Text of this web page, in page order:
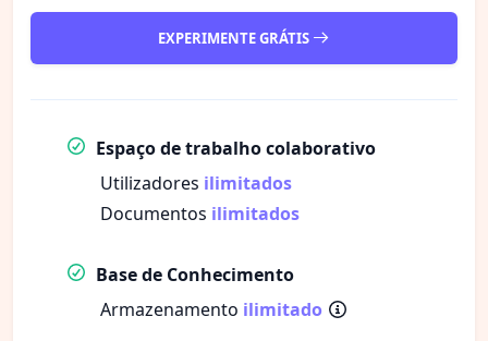
EXPERIMENTE GRÁTIS
Espaço de trabalho colaborativo
Utilizadores ilimitados
Documentos ilimitados
Base de Conhecimento
Armazenamento ilimitado